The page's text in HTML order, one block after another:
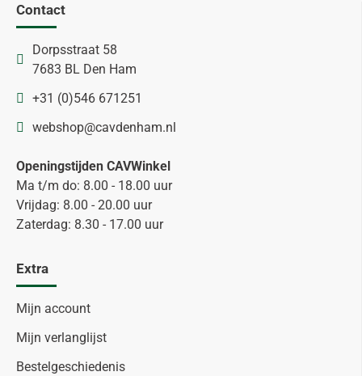
Contact
Dorpsstraat 58
7683 BL Den Ham
+31 (0)546 671251
webshop@cavdenham.nl
Openingstijden CAVWinkel
Ma t/m do: 8.00 - 18.00 uur
Vrijdag: 8.00 - 20.00 uur
Zaterdag: 8.30 - 17.00 uur
Extra
Mijn account
Mijn verlanglijst
Bestelgeschiedenis